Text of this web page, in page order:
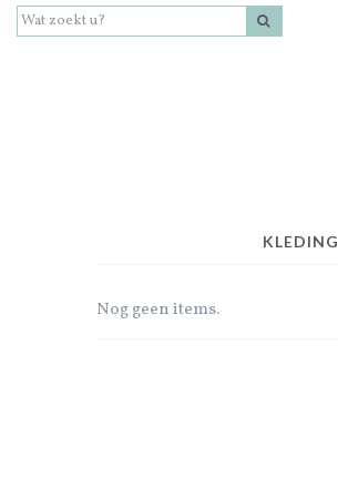
KLEDING
Nog geen items.